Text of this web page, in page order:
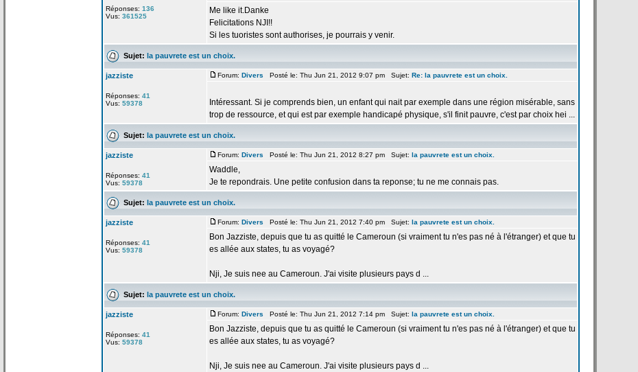
Réponses: 136
Vus: 361525
Me like it.Danke
Felicitations NJI!!
Si les tuoristes sont authorises, je pourrais y venir.
Sujet: la pauvrete est un choix.
jazziste
Réponses: 41
Vus: 59378
Forum: Divers Posté le: Thu Jun 21, 2012 9:07 pm Sujet: Re: la pauvrete est un choix.
Intéressant. Si je comprends bien, un enfant qui nait par exemple dans une région misérable, sans
trop de ressource, et qui est par exemple handicapé physique, s'il finit pauvre, c'est par choix hei ...
Sujet: la pauvrete est un choix.
jazziste
Réponses: 41
Vus: 59378
Forum: Divers Posté le: Thu Jun 21, 2012 8:27 pm Sujet: la pauvrete est un choix.
Waddle,
Je te repondrais. Une petite confusion dans ta reponse; tu ne me connais pas.
Sujet: la pauvrete est un choix.
jazziste
Réponses: 41
Vus: 59378
Forum: Divers Posté le: Thu Jun 21, 2012 7:40 pm Sujet: la pauvrete est un choix.
Bon Jazziste, depuis que tu as quitté le Cameroun (si vraiment tu n'es pas né à l'étranger) et que tu
es allée aux states, tu as voyagé?
Nji, Je suis nee au Cameroun. J'ai visite plusieurs pays d ...
Sujet: la pauvrete est un choix.
jazziste
Réponses: 41
Vus: 59378
Forum: Divers Posté le: Thu Jun 21, 2012 7:14 pm Sujet: la pauvrete est un choix.
Bon Jazziste, depuis que tu as quitté le Cameroun (si vraiment tu n'es pas né à l'étranger) et que tu
es allée aux states, tu as voyagé?
Nji, Je suis nee au Cameroun. J'ai visite plusieurs pays d ...